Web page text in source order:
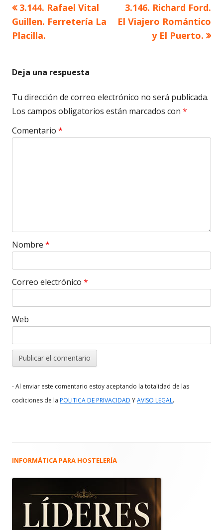
Navegación
de
Artículo
anterior
3.144. Rafael Vital
Guillen. Ferretería La
Placilla.
Artículo
siguiente
3.146. Richard Ford.
El Viajero Romántico
y El Puerto.
Deja una respuesta
Tu dirección de correo electrónico no será publicada.
Los campos obligatorios están marcados con *
Comentario *
Nombre *
Correo electrónico *
Web
- Al enviar este comentario estoy aceptando la totalidad de las
codiciones de la POLITICA DE PRIVACIDAD YAVISO LEGAL.
Barra
principal
INFORMÁTICA PARA HOSTELERÍA